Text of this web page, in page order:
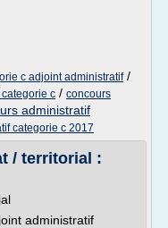
c adjoint administratif/
c / concours
administratif
categorie c 2017
/ territorial :
administratif